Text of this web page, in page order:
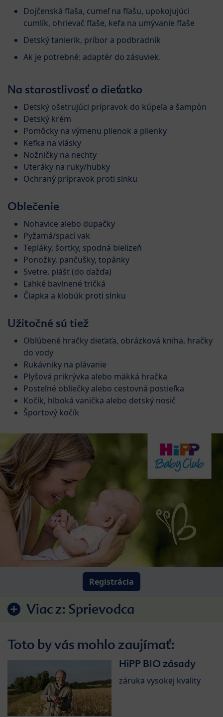
Dojčenská fľaša, cumeľ na fľašu, upokojujúci
cumlík, ohrievač fľaše, kefa na umývanie fľaše
Detský tanierik, príbor a podbradník
Ak je potrebné: adaptér do zásuviek.
Na starostlivosť o dieťatko
Detský ošetrujúci prípravok do kúpeľa a šampón
Detský krém
Pomôcky na výmenu plienok a plienky
Kefka na vlásky
Nožničky na nechty
Uteráky na ruky/hubky
Ochraný prípravok proti slnku
Oblečenie
Nohavice alebo dupačky
Pyžamá/spací vak
Tepláky, šortky, spodná bielizeň
Ponožky, pančušky, topánky
Svetre, plášť (do dažďa)
Ľahké bavlnené tričká
Čiapka a klobúk proti slnku
Užitočné sú tiež
Obľúbené hračky dieťaťa, obrázková kniha, hračky
do vody
Rukávniky na plávanie
Plyšová prikrývka alebo mäkká hračka
Posteľné obliečky alebo cestovná postieľka
Kočík, hlboká vanička alebo detský nosič
Športový kočík
Registrácia
Viac z: Sprievodca
Toto by vás mohlo zaujímať:
HiPP BIO zásady
záruka vysokej kvality